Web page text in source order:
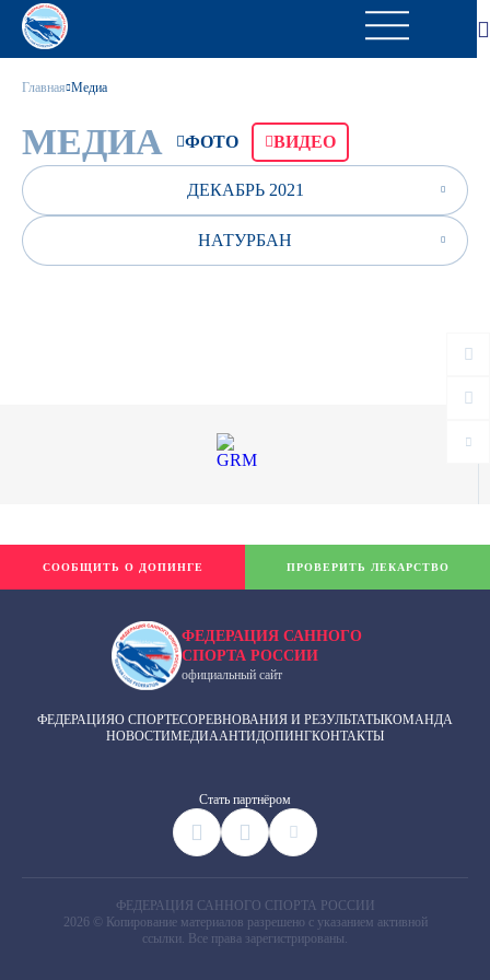
Главная Медиа
МЕДИА ФОТО ВИДЕО
ДЕКАБРЬ 2021
НАТУРБАН
ФЕДЕРАЦИЯ САННОГО
СПОРТА РОССИИ
официальный сайт
ФЕДЕРАЦИЯО СПОРТЕСОРЕВНОВАНИЯ И РЕЗУЛЬТАТЫКОМАНДА
НОВОСТИМЕДИААНТИДОПИНГКОНТАКТЫ
Cтать партнёром
СООБЩИТЬ О ДОПИНГЕ ПРОВЕРИТЬ ЛЕКАРСТВО
ФЕДЕРАЦИЯ САННОГО СПОРТА РОССИИ
2026 © Копирование материалов разрешено с указанием активной
ссылки. Все права зарегистрированы.